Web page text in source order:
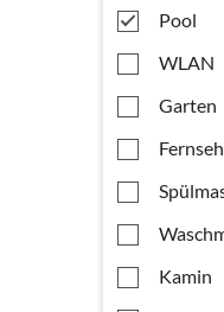
Pool
WLAN
Garten
Kamin